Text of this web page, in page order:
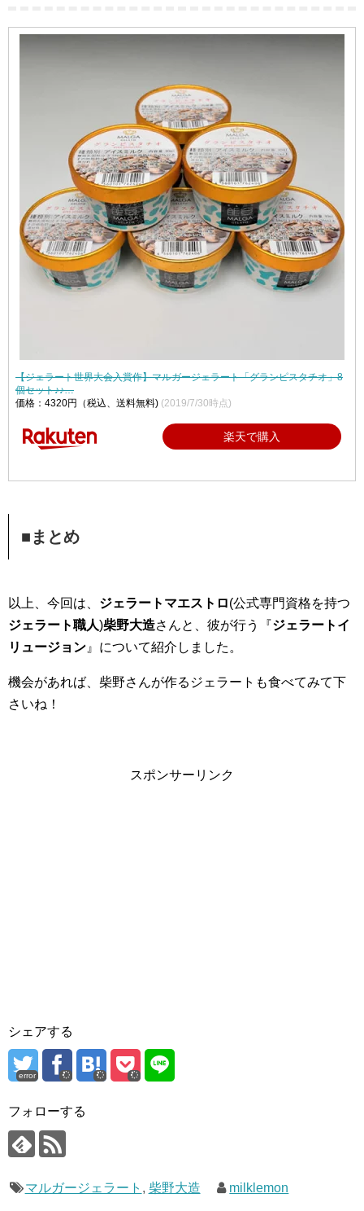
【ジェラート世界大会入賞作】マルガージェラート「グランピスタチオ」8
個セット♪♪…
価格：4320円（税込、送料無料) (2019/7/30時点)
楽天で購入
■まとめ
以上、今回は、 ジェラートマエストロ(公式専門資格を持つ
ジェラート職人)柴野大造さんと、彼が行う『ジェラートイ
リュージョン 』について紹介しました。
機会があれば、柴野さんが作るジェラートも食べてみて下
さいね！
スポンサーリンク
シェアする
error
フォローする
マルガージェラート , 柴野大造 milklemon